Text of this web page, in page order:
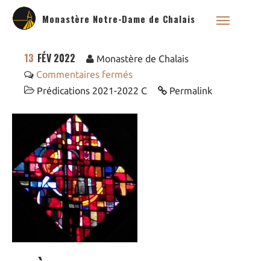
Monastère Notre-Dame de Chalais
13 FÉV 2022
Monastère de Chalais
Commentaires fermés
Prédications 2021-2022 C
Permalink